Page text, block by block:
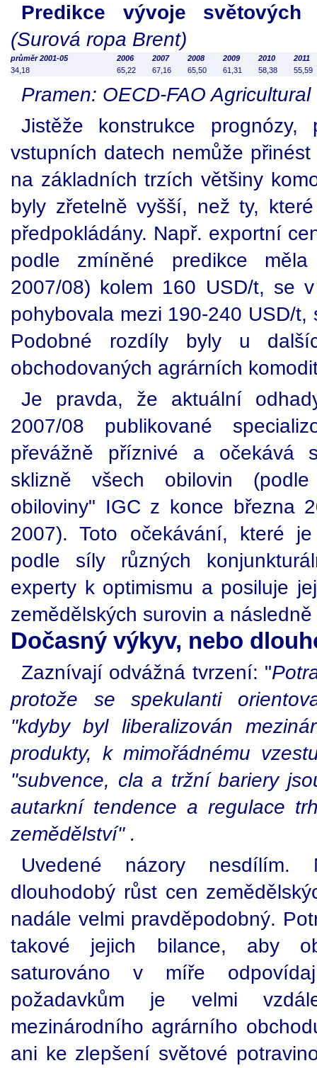
Predikce vývoje
(Surová ropa Brent)
průměr 2001-05 2006 2007 2008 2009 2010
2011
34,18
65,22 67,16 65,50 61,31 58,38 55,59
Pramen: OECD-FAO
Jistěže konstrukce prognózy,
vstupních datech nemůže
na základních trzích většiny
byly zřetelně vyšší, než ty,
předpokládány. Např. exportní
podle zmíněné predikce
2007/08) kolem 160 USD/t, se
pohybovala mezi 190-240 USD/
Podobné rozdíly byly u
obchodovaných agrárních
Je pravda, že aktuální
2007/08 publikované
převážně příznivé a očekává
sklizně všech obilovin
obiloviny" IGC z konce března
2007). Toto očekávání, které
podle síly různých
experty k optimismu a posiluje
zemědělských surovin a
Dočasný výkyv, nebo
Zaznívají odvážná tvrzení: "
protože se spekulanti
"kdyby byl liberalizován
produkty, k mimořádnému
"subvence, cla a tržní bariery
autarkní tendence a regulace
zemědělství" .
Uvedené názory
dlouhodobý růst cen
nadále velmi pravděpodobný.
takové jejich bilance, aby
saturováno v míře
požadavkům je velmi
mezinárodního agrárního
ani ke zlepšení světové